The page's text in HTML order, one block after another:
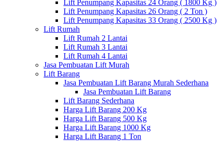
Lift Penumpang Kapasitas 24 Orang ( 1800 Kg )
Lift Penumpang Kapasitas 26 Orang ( 2 Ton )
Lift Penumpang Kapasitas 33 Orang ( 2500 Kg )
Lift Rumah
Lift Rumah 2 Lantai
Lift Rumah 3 Lantai
Lift Rumah 4 Lantai
Jasa Pembuatan Lift Murah
Lift Barang
Jasa Pembuatan Lift Barang Murah Sederhana
Jasa Pembuatan Lift Barang
Lift Barang Sederhana
Harga Lift Barang 200 Kg
Harga Lift Barang 500 Kg
Harga Lift Barang 1000 Kg
Harga Lift Barang 1 Ton